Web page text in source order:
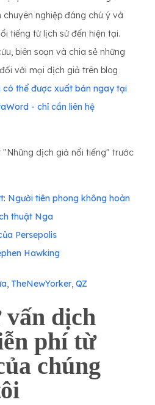
nghiệp đáng chú ý và
tiếng từ lịch sử đến hiện tại.
biên soạn và chia sẻ những
với mọi dịch giả trên blog
có thể được xuất bản ngay tại
- chỉ cần liên hệ
"Những dịch giả nổi tiếng" trước
Người tiên phong không hoàn
thuật Nga
Persepolis
Hawking
, TheNewYorker, QZ
dịch
phí từ
chúng